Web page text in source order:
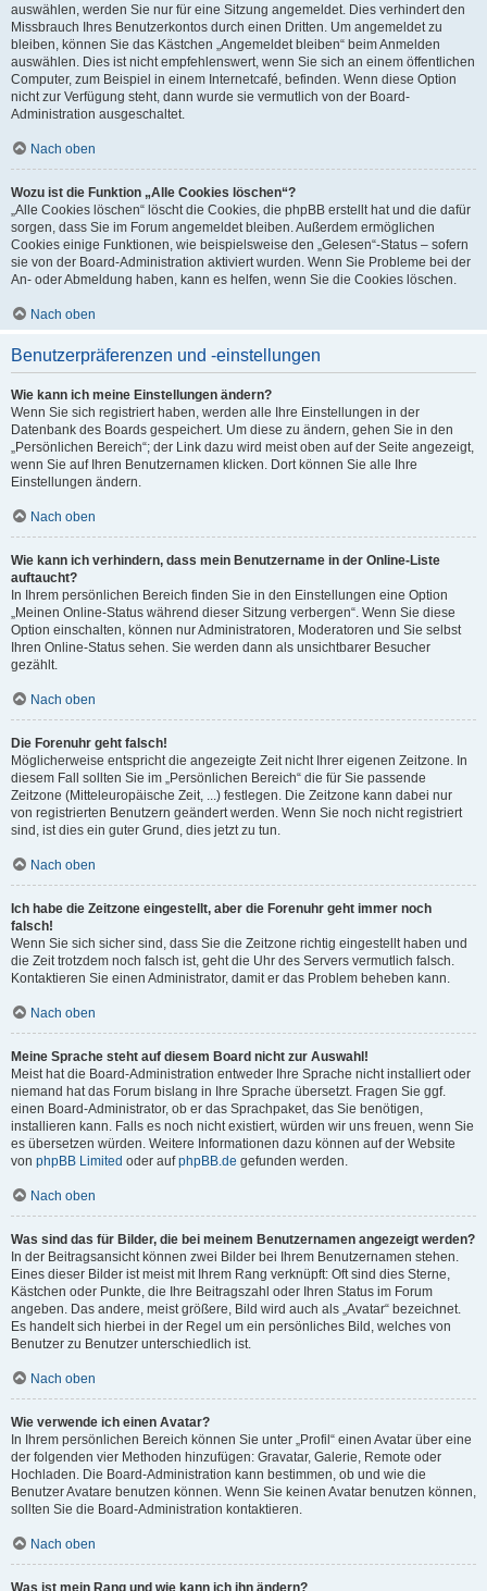
auswählen, werden Sie nur für eine Sitzung angemeldet. Dies verhindert den
Missbrauch Ihres Benutzerkontos durch einen Dritten. Um angemeldet zu
bleiben, können Sie das Kästchen „Angemeldet bleiben“ beim Anmelden
auswählen. Dies ist nicht empfehlenswert, wenn Sie sich an einem öffentlichen
Computer, zum Beispiel in einem Internetcafé, befinden. Wenn diese Option
nicht zur Verfügung steht, dann wurde sie vermutlich von der Board-
Administration ausgeschaltet.
Nach oben
Wozu ist die Funktion „Alle Cookies löschen“?
„Alle Cookies löschen“ löscht die Cookies, die phpBB erstellt hat und die dafür
sorgen, dass Sie im Forum angemeldet bleiben. Außerdem ermöglichen
Cookies einige Funktionen, wie beispielsweise den „Gelesen“-Status – sofern
sie von der Board-Administration aktiviert wurden. Wenn Sie Probleme bei der
An- oder Abmeldung haben, kann es helfen, wenn Sie die Cookies löschen.
Nach oben
Benutzerpräferenzen und -einstellungen
Wie kann ich meine Einstellungen ändern?
Wenn Sie sich registriert haben, werden alle Ihre Einstellungen in der
Datenbank des Boards gespeichert. Um diese zu ändern, gehen Sie in den
„Persönlichen Bereich“; der Link dazu wird meist oben auf der Seite angezeigt,
wenn Sie auf Ihren Benutzernamen klicken. Dort können Sie alle Ihre
Einstellungen ändern.
Nach oben
Wie kann ich verhindern, dass mein Benutzername in der Online-Liste
auftaucht?
In Ihrem persönlichen Bereich finden Sie in den Einstellungen eine Option
„Meinen Online-Status während dieser Sitzung verbergen“. Wenn Sie diese
Option einschalten, können nur Administratoren, Moderatoren und Sie selbst
Ihren Online-Status sehen. Sie werden dann als unsichtbarer Besucher
gezählt.
Nach oben
Die Forenuhr geht falsch!
Möglicherweise entspricht die angezeigte Zeit nicht Ihrer eigenen Zeitzone. In
diesem Fall sollten Sie im „Persönlichen Bereich“ die für Sie passende
Zeitzone (Mitteleuropäische Zeit, ...) festlegen. Die Zeitzone kann dabei nur
von registrierten Benutzern geändert werden. Wenn Sie noch nicht registriert
sind, ist dies ein guter Grund, dies jetzt zu tun.
Nach oben
Ich habe die Zeitzone eingestellt, aber die Forenuhr geht immer noch
falsch!
Wenn Sie sich sicher sind, dass Sie die Zeitzone richtig eingestellt haben und
die Zeit trotzdem noch falsch ist, geht die Uhr des Servers vermutlich falsch.
Kontaktieren Sie einen Administrator, damit er das Problem beheben kann.
Nach oben
Meine Sprache steht auf diesem Board nicht zur Auswahl!
Meist hat die Board-Administration entweder Ihre Sprache nicht installiert oder
niemand hat das Forum bislang in Ihre Sprache übersetzt. Fragen Sie ggf.
einen Board-Administrator, ob er das Sprachpaket, das Sie benötigen,
installieren kann. Falls es noch nicht existiert, würden wir uns freuen, wenn Sie
es übersetzen würden. Weitere Informationen dazu können auf der Website
von phpBB Limited oder aufphpBB.de gefunden werden.
Nach oben
Was sind das für Bilder, die bei meinem Benutzernamen angezeigt werden?
In der Beitragsansicht können zwei Bilder bei Ihrem Benutzernamen stehen.
Eines dieser Bilder ist meist mit Ihrem Rang verknüpft: Oft sind dies Sterne,
Kästchen oder Punkte, die Ihre Beitragszahl oder Ihren Status im Forum
angeben. Das andere, meist größere, Bild wird auch als „Avatar“ bezeichnet.
Es handelt sich hierbei in der Regel um ein persönliches Bild, welches von
Benutzer zu Benutzer unterschiedlich ist.
Nach oben
Wie verwende ich einen Avatar?
In Ihrem persönlichen Bereich können Sie unter „Profil“ einen Avatar über eine
der folgenden vier Methoden hinzufügen: Gravatar, Galerie, Remote oder
Hochladen. Die Board-Administration kann bestimmen, ob und wie die
Benutzer Avatare benutzen können. Wenn Sie keinen Avatar benutzen können,
sollten Sie die Board-Administration kontaktieren.
Nach oben
Was ist mein Rang und wie kann ich ihn ändern?